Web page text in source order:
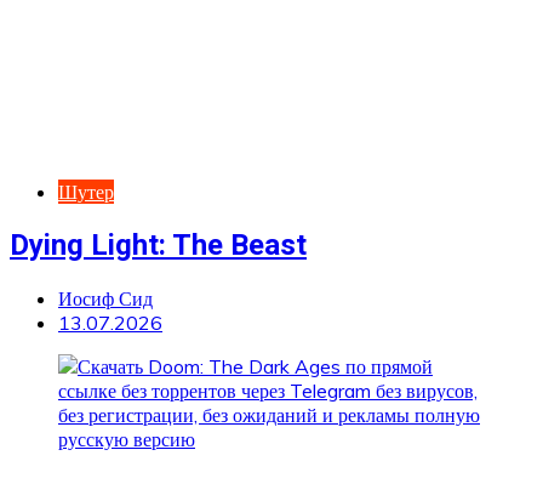
Шутер
Dying Light: The Beast
Иосиф Сид
13.07.2026